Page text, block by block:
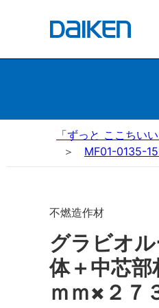
「ずっと ここちい
MF01-0135-
不燃造作材
グラビオ
体＋中芯
ｍｍ×２７